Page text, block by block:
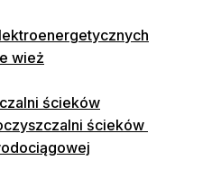
wież
ścieków
ścieków